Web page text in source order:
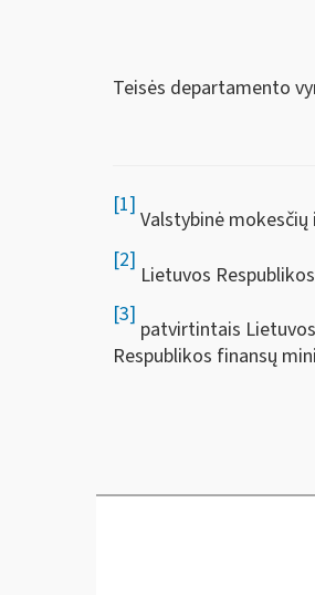
Teisės
[1]
Valstybinė
[2]
Lietuvos
[3]
patvirtintais
Respublikos finansų